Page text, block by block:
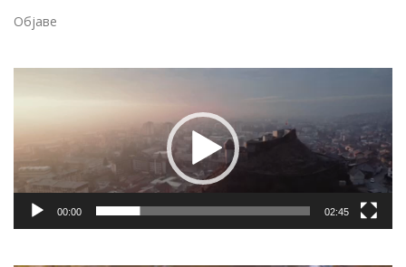
Објаве
00:00 02:45